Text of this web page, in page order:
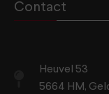
Contact
Heuvel 53
5664 HM,